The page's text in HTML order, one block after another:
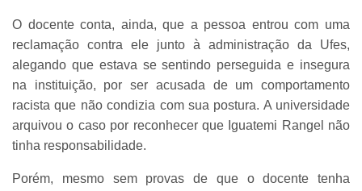
O docente conta, ainda, que a pessoa entrou com uma
reclamação contra ele junto à administração da Ufes,
alegando que estava se sentindo perseguida e insegura
na instituição, por ser acusada de um comportamento
racista que não condizia com sua postura. A universidade
arquivou o caso por reconhecer que Iguatemi Rangel não
tinha responsabilidade.
Porém, mesmo sem provas de que o docente tenha